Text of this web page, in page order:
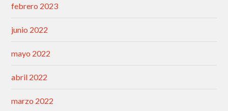
febrero 2023
junio 2022
mayo 2022
abril 2022
marzo 2022